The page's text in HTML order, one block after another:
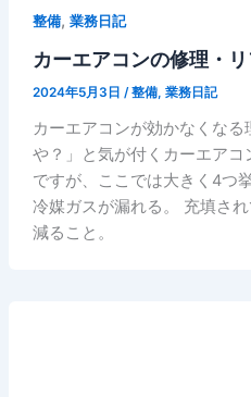
整備, 業務日記
カーエアコンの修理・
2024年5月3日 /整備, 業務日記
カーエアコンが効かなくな
や？」と気が付くカーエアコ
ですが、ここでは大きく4
冷媒ガスが漏れる。 充填さ
減ること。